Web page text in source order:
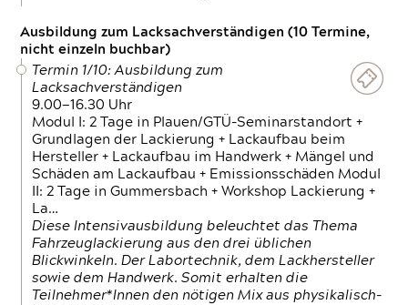
Ausbildung zum Lacksachverständigen (10 Termine,
nicht einzeln buchbar)
Termin 1/10: Ausbildung zum
Lacksachverständigen
9.00—16.30 Uhr
Modul I: 2 Tage in Plauen/GTÜ-Seminarstandort +
Grundlagen der Lackierung + Lackaufbau beim
Hersteller + Lackaufbau im Handwerk + Mängel und
Schäden am Lackaufbau + Emissionsschäden Modul
II: 2 Tage in Gummersbach + Workshop Lackierung +
La…
Diese Intensivausbildung beleuchtet das Thema
Fahrzeuglackierung aus den drei üblichen
Blickwinkeln. Der Labortechnik, dem Lackhersteller
sowie dem Handwerk. Somit erhalten die
Teilnehmer*Innen den nötigen Mix aus physikalisch-